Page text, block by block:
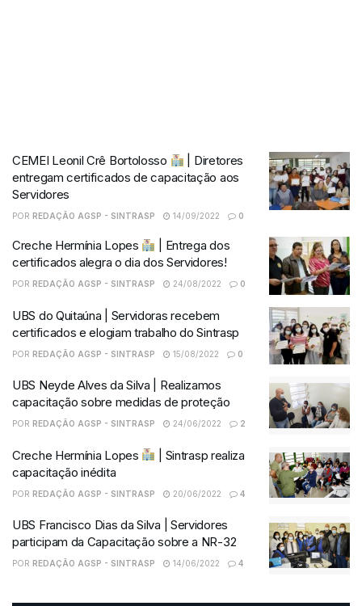
CEMEI Leonil Crê Bortolosso
| Diretores
entregam certificados de capacitação aos
Servidores
POR REDAÇÃO AGSP - SINTRASP 14/09/2022 0
Creche Hermínia Lopes
| Entrega dos
certificados alegra o dia dos Servidores!
POR REDAÇÃO AGSP - SINTRASP 24/08/2022 0
UBS do Quitaúna | Servidoras recebem
certificados e elogiam trabalho do Sintrasp
POR REDAÇÃO AGSP - SINTRASP 15/08/2022 0
UBS Neyde Alves da Silva | Realizamos
capacitação sobre medidas de proteção
POR REDAÇÃO AGSP - SINTRASP 24/06/2022 2
Creche Hermínia Lopes
| Sintrasp realiza
capacitação inédita
POR REDAÇÃO AGSP - SINTRASP 20/06/2022 4
UBS Francisco Dias da Silva | Servidores
participam da Capacitação sobre a NR-32
POR REDAÇÃO AGSP - SINTRASP 14/06/2022 4